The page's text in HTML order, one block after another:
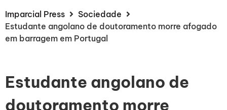
Imparcial Press
Sociedade
Estudante angolano de doutoramento morre afogado
em barragem em Portugal
Estudante angolano de
doutoramento morre